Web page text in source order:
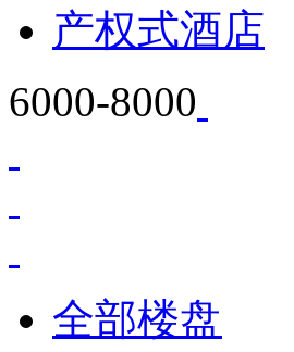
产权式酒店
6000-8000
全部楼盘